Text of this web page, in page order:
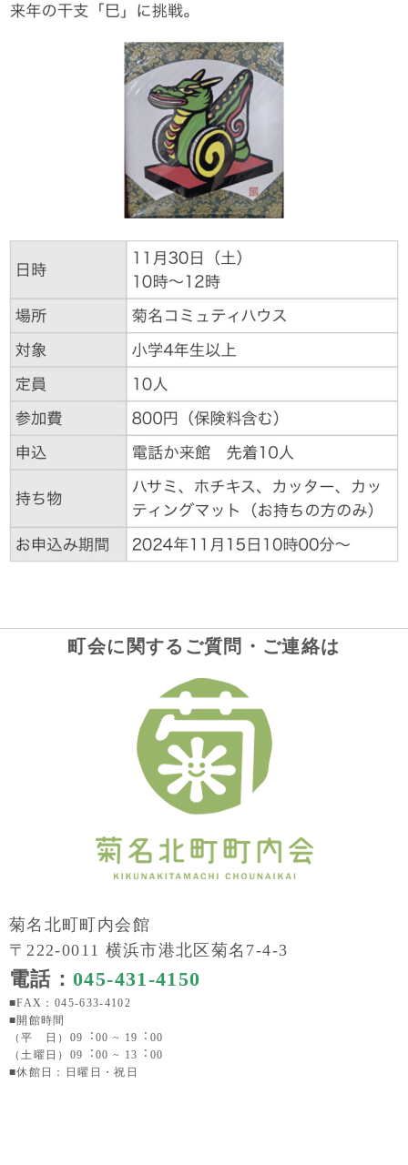
町会に関するご質問・ご連絡は
菊名北町町内会館
〒222-0011 横浜市港北区菊名7-4-3
電話：045-431-4150
■FAX：045-633-4102
■開館時間
（平 日）09︓00 ~ 19︓00
（土曜日）09︓00 ~ 13︓00
■休館日：日曜日・祝日